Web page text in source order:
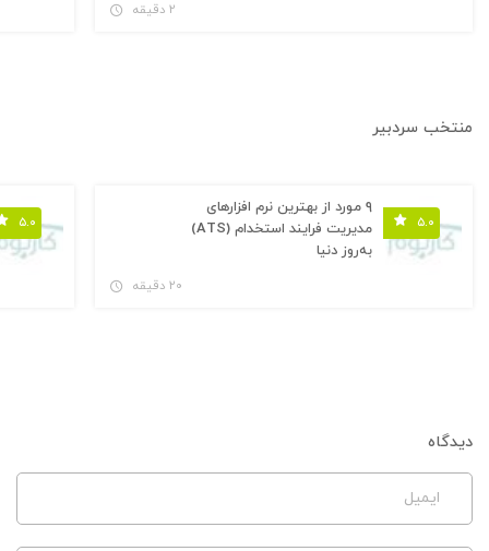
۲ دقیقه
منتخب سردبیر
۵.۰
۹ مورد از بهترین نرم افزارهای
مدیریت فرایند استخدام (ATS)
به‌روز دنیا
۲۰ دقیقه
۵.۰
دیدگاه
ایمیل